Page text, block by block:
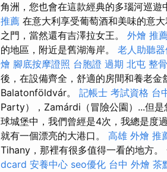
角洲，您也會在這款經典的多瑙河巡遊
推薦 在意大利享受葡萄酒和美味的意
之門，當然還有吉澤拉女王。 外燴 推
的地區，附近是舊湖海岸。 老人助聽
燴 腳底按摩證照 台胞證 過期 北屯 整骨
後，在設備齊全，舒適的房間和養老
Balatonföldvár。 記帳士 考試資格 台
Party），Zamárdi（冒險公園）...但是
球城堡中，我們曾經是4次，我總是度
就有一個漂亮的大港口。 高雄 外燴 推
Tihany，那裡有很多值得一看的地方
dcard 安養中心 seo優化 台中 外燴 茶